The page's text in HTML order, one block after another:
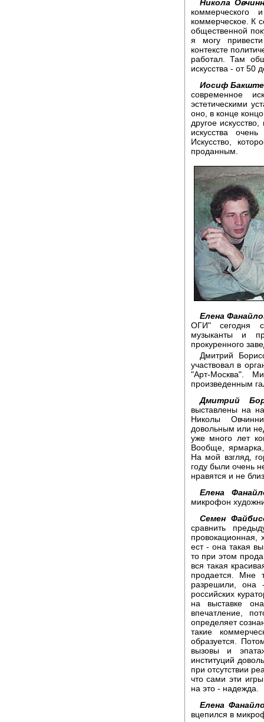
Никола
коммерческого
коммерческое. К
общественной
я могу
контексте
работал. Там
искусства - от 50
Иосиф
современное
эстетическими
оно, в конце
другое
искусства
Искусство,
проданным.
Елена
ОГИ" сегодня
музыканты и
прокуренного
Дмитрий
участвовал в
"Арт-Москва".
произведенным
Дмитрий
выставлены на
Николы
довольным или
уже много лет
Вообще,
На мой взгляд,
году были очень
нравятся и не
Елена
микрофон
Семен
сравнить
провокационная,
ест - она такая
то при этом
вся такая
продается. Мне
разрешили,
российских
на выставке
впечатление,
определяет
такие
образуется.
вызовы и
институций
при отсутствии
что сами эти
на это - надежда.
Елена
вцепился в